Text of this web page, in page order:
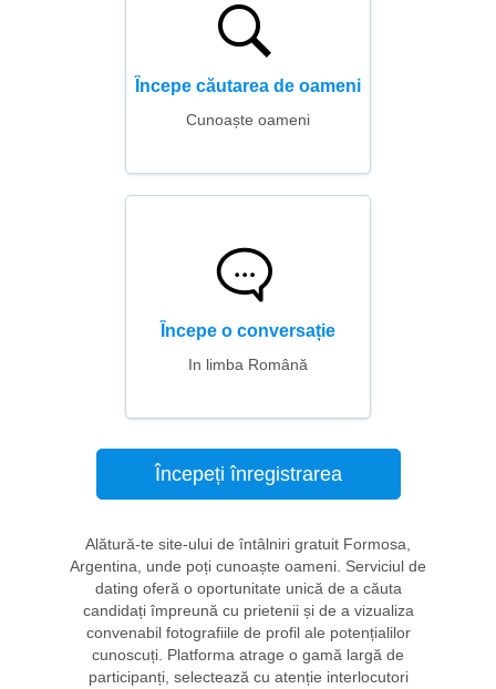
Începe căutarea de oameni
Cunoaște oameni
Începe o conversație
In limba Română
Începeți înregistrarea
Alătură-te site-ului de întâlniri gratuit Formosa,
Argentina, unde poți cunoaște oameni. Serviciul de
dating oferă o oportunitate unică de a căuta
candidați împreună cu prietenii și de a vizualiza
convenabil fotografiile de profil ale potențialilor
cunoscuți. Platforma atrage o gamă largă de
participanți, selectează cu atenție interlocutori